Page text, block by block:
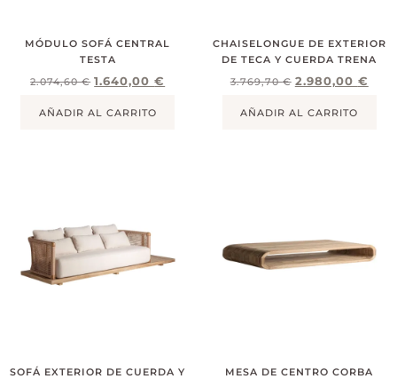
MÓDULO SOFÁ CENTRAL
TESTA
2.074,60€ 1.640,00€
AÑADIR AL CARRITO
CHAISELONGUE DE EXTERIOR
DE TECA Y CUERDA TRENA
3.769,70€ 2.980,00 €
AÑADIR AL CARRITO
SOFÁ EXTERIOR DE CUERDA Y
MESA DE CENTRO CORBA